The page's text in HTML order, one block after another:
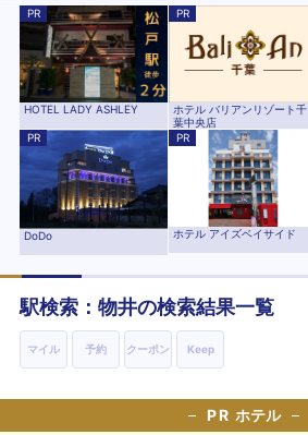
PR
HOTEL LADY ASHLEY
PR
ホテル バリアンリゾート千
葉中央店
PR
DoDo
PR
ホテル アイズベイサイド
駅検索： 物井の検索結果一覧
マイル 予約 クーポン Keep
PR ホテル